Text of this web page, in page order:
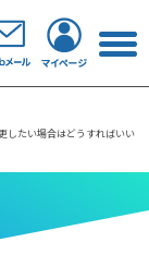
したい場合はどうすればいい